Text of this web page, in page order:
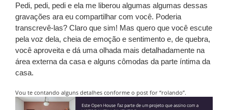
Pedi, pedi, pedi e ela me liberou algumas algumas dessas
gravações ara eu compartilhar com você. Poderia
transcrevê-las? Claro que sim! Mas quero que você escute
pela voz dela, cheia de emoção e sentimento e, de quebra,
você aproveita e dá uma olhada mais detalhadamente na
área externa da casa e alguns cômodas da parte íntima da
casa.
Vou te contando alguns detalhes conforme o post for “rolando”.